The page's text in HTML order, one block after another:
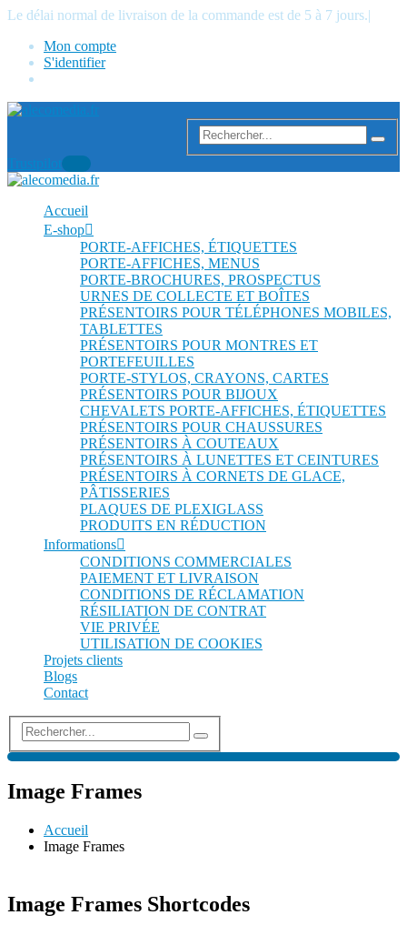
Le délai normal de livraison de la commande est de 5 à 7 jours.|
Mon compte
S'identifier
Trustpilot
Accueil
E-shop
PORTE-AFFICHES, ÉTIQUETTES
PORTE-AFFICHES, MENUS
PORTE-BROCHURES, PROSPECTUS
URNES DE COLLECTE ET BOÎTES
PRÉSENTOIRS POUR TÉLÉPHONES MOBILES,
TABLETTES
PRÉSENTOIRS POUR MONTRES ET
PORTEFEUILLES
PORTE-STYLOS, CRAYONS, CARTES
PRÉSENTOIRS POUR BIJOUX
CHEVALETS PORTE-AFFICHES, ÉTIQUETTES
PRÉSENTOIRS POUR CHAUSSURES
PRÉSENTOIRS À COUTEAUX
PRÉSENTOIRS À LUNETTES ET CEINTURES
PRÉSENTOIRS À CORNETS DE GLACE,
PÂTISSERIES
PLAQUES DE PLEXIGLASS
PRODUITS EN RÉDUCTION
Informations
CONDITIONS COMMERCIALES
PAIEMENT ET LIVRAISON
CONDITIONS DE RÉCLAMATION
RÉSILIATION DE CONTRAT
VIE PRIVÉE
UTILISATION DE COOKIES
Projets clients
Blogs
Contact
Image Frames
Accueil
Image Frames
Image Frames Shortcodes